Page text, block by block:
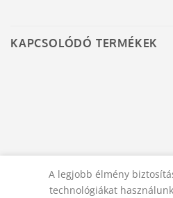
KAPCSOLÓDÓ TERMÉKEK
Angyalos ébresztőóra 1.
A legjobb élmény
technológiákat